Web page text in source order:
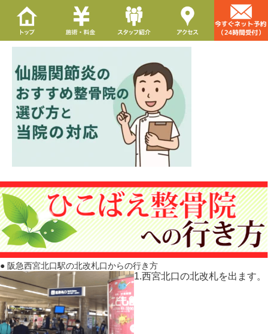
● 阪急西宮北口駅の北改札口からの行き方
1.西宮北口の北改札を出ます。